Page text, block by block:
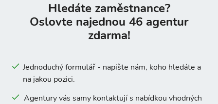
Hledáte zaměstnance?
Oslovte najednou 46 agentur
zdarma!
Jednoduchý formulář - napište nám, koho hledáte a
na jakou pozici.
Agentury vás samy kontaktují s nabídkou vhodných